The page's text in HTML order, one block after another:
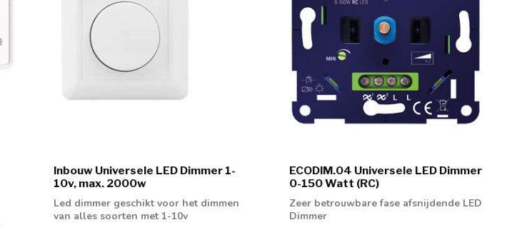
Inbouw Universele LED Dimmer 1-
10v, max. 2000w
Led dimmer geschikt voor het dimmen
van alles soorten met 1-10v
ECODIM.04 Universele LED Dimmer
0-150 Watt (RC)
Zeer betrouwbare fase afsnijdende LED
Dimmer